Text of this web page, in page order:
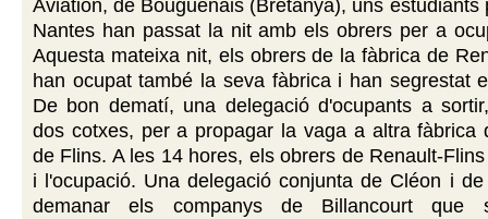
Aviation, de Bouguenais (Bretanya), uns estudiants
Nantes han passat la nit amb els obrers per a
Aquesta mateixa nit, els obrers de la fàbrica de
han ocupat també la seva fàbrica i han segrestat
De bon dematí, una delegació d'ocupants a
dos cotxes, per a propagar la vaga a altra fàbrica
de Flins. A les 14 hores, els obrers de Renault-
i l'ocupació. Una delegació conjunta de Cléon i
demanar els companys de Billancourt que